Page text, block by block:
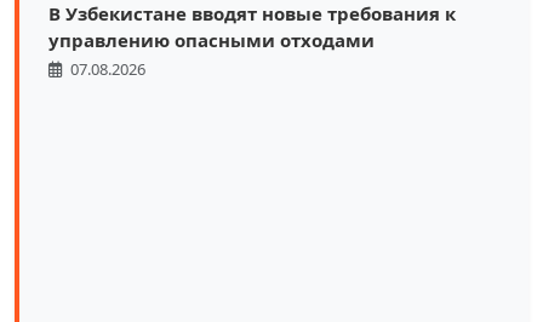
В Узбекистане вводят новые требования к
управлению опасными отходами
07.08.2026